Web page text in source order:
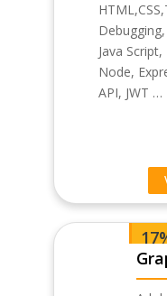
Java
Node,
API, JWT …